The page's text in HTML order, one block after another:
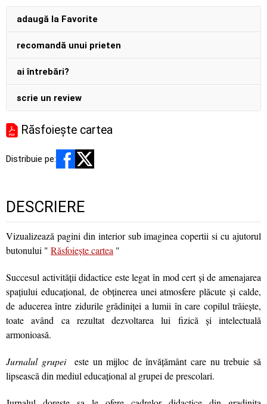
adaugă la Favorite
recomandă unui prieten
ai întrebări?
scrie un review
Răsfoiește cartea
Distribuie pe:
DESCRIERE
Vizualizează pagini din interior sub imaginea copertii si cu ajutorul
butonului " Răsfoiește cartea "
Succesul activităţii didactice este legat în mod cert şi de amenajarea
spaţiului educaţional, de obţinerea unei atmosfere plăcute şi calde,
de aducerea între zidurile grădiniţei a lumii în care copilul trăieşte,
toate având ca rezultat dezvoltarea lui fizică şi intelectuală
armonioasă.
Jurnalul grupeieste un mijloc de învăţământ care nu trebuie să
lipsească din mediul educaţional al grupei de prescolari.